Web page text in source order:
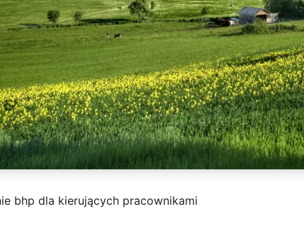
bhp dla kierujących pracownikami